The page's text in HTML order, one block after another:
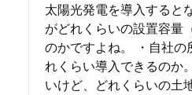
太陽光発電を導入すると
がどれくらいの設置容量
のかですよね。 ・自社の
れくらい導入できるのか
いけど、どれくらいの土